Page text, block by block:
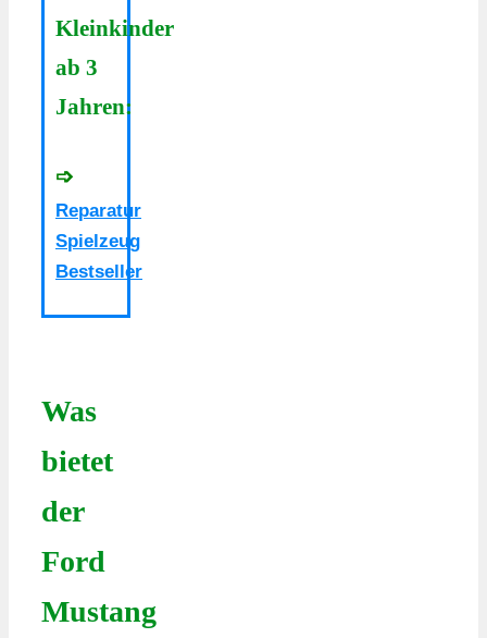
Kleinkinder
ab 3
Jahren:
➩
Reparatur
Spielzeug
Bestseller
Was
bietet
der
Ford
Mustang